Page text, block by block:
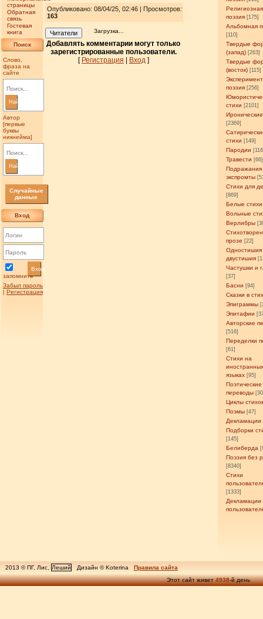
страницы
Обратная
связь
Гостевая
книга
Поиск
Слово,
фраза на
сайте
Найти
Автор
[первые
буквы
никнейма]
Найти
Случайные
данные
Вход
запомнить
Вход
Забыл пароль
| Регистрация
Религиозная
поэзия [175]
Альбомная
[110]
Твердые
(запад) [263]
Твердые
(восток) [115]
поэзия [256]
стихи [2101]
[2369]
стихи [149]
Пародии
Травести [66]
Подражания
экспромты
Стихи для
[869]
Белые стихи
Вольные
Верлибры
прозе [22]
Одностишия
двустишия
Частушки и
[37]
Басни [94]
Сказки в
Эпиграммы
Эпитафии
Авторские
[516]
Переделки
[61]
Стихи на
языках [95]
Поэтические
переводы
Циклы
Поэмы [47]
Декламации
Подборки
[145]
Белиберда
Поэзия без
[8340]
Стихи
[1333]
Декламации
Опубликовано: 08/04/25, 02:46 | Просмотров:
163
Читатели Загрузка...
Добавлять комментарии могут только
зарегистрированные пользователи.
[ Регистрация Вход]
2013 © ПГ, Лис, Леший Дизайн © Koterina
Правила сайта
Этот сайт живет4938-й день